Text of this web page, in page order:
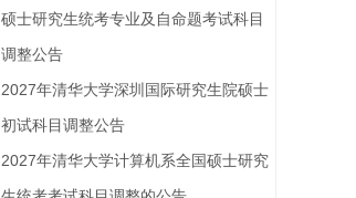
硕士研究生统考专业及自命题考试科目
调整公告
2027年清华大学深圳国际研究生院硕士
初试科目调整公告
2027年清华大学计算机系全国硕士研究